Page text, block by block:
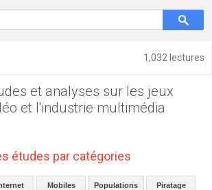
1,032 lectures
et analyses sur les jeux
et l'industrie multimédia
études par catégories
Mobiles Populations Piratage